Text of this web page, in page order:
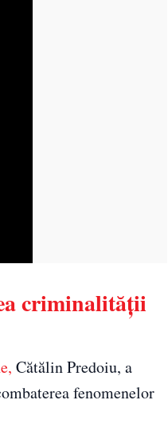
criminalității
Cătălin Predoiu, a
fenomenelor